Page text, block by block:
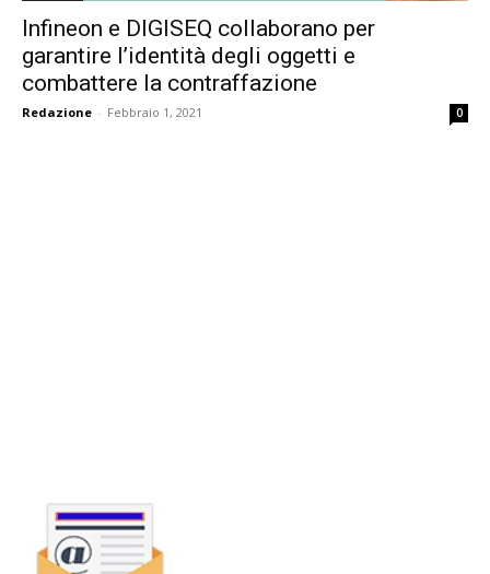
Infineon e DIGISEQ collaborano per
garantire l’identità degli oggetti e
combattere la contraffazione
Redazione - Febbraio 1, 2021 0